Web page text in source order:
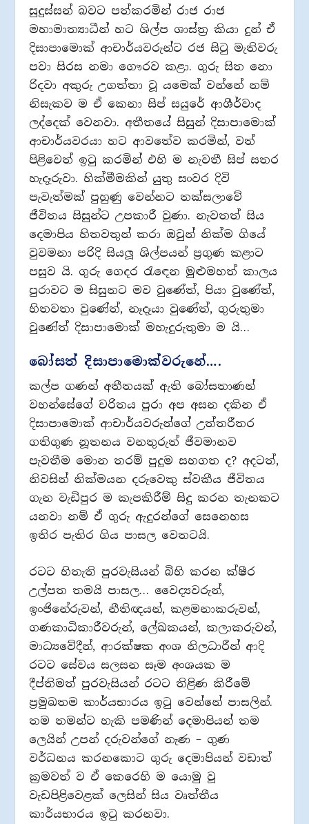
සුදුස්සන් බවට පත්කරමින් රාජ රාජ
මහාමාත්‍යාධීන් හට ශිල්ප ශාස්ත‍්‍ර කියා දුන් ඒ
දිසාපාමොක් ආචාර්යවරුන්ට රජ සිටු මැතිවරු
පවා සිරස නමා ගෞරව කළා. ගුරු සිත නො
රිදවා අකුරු උගත්තා වූ යමෙක් වන්නේ නම්
නිසැකව ම ඒ කෙනා සිප් සයුරේ ආශීර්වාද
ලද්දෙක් වෙනවා. අතීතයේ සිසුන් දිසාපාමොක්
ආචාර්යවරයා හට ආවතේව කරමින්, වත්
පිළිවෙත් ඉටු කරමින් එහි ම නැවතී සිප් සතර
හැදෑරුවා. හික්මීමකින් යුතු සංවර දිවි
පැවැත්මක් පුහුණු වෙන්නට තක්සලාවේ
ජීවිතය සිසුන්ට උපකාරී වුණා. නැවතත් සිය
දෙමාපිය හිතවතුන් කරා ඔවුන් නික්ම ගියේ
වුවමනා පරිදි සියලූ ශිල්පයන් ප‍්‍රගුණ කළාට
පසුව යි. ගුරු ගෙදර රැඳෙන මුළුමහත් කාලය
පුරාවට ම සිසුනට මව වුණේත්, පියා වුණේත්,
හිතවතා වුණේත්, නෑදෑයා වුණේත්, ගුරුතුමා
වුණේත් දිසාපාමොක් මහැදුරුතුමා ම යි…
බෝසත් දිසාපාමොක්වරුනේ….
කල්ප ගණන් අතීතයක් ඇති බෝසතාණන්
වහන්සේගේ චරිතය පුරා අප අසන දකින ඒ
දිසාපාමොක් ආචාර්යවරුන්ගේ උත්තරීතර
ගතිගුණ නූතනය වනතුරුත් ජීවමානව
පැවතීම මොන තරම් පුදුම සහගත ද? අදටත්,
නිවසින් නික්මයන දරුවෙකු ස්වකීය ජීවිතය
ගැන වැඩිපුර ම කැපකිරීම් සිදු කරන තැනකට
යනවා නම් ඒ ගුරු ඇදුරන්ගේ සෙනෙහස
ඉතිර පැතිර ගිය පාසල වෙතටයි.
රටට හිතැති පුරවැසියන් බිහි කරන ක්ෂීර
උල්පත තමයි පාසල… වෛද්‍යවරුන්,
ඉංජිනේරුවන්, නීතිඥයන්, කළමනාකරුවන්,
ගණකාධිකාරීවරුන්, ලේඛකයන්, කලාකරුවන්,
මාධ්‍යවේදීන්, ආරක්ෂක අංශ නිලධාරීන් ආදි
රටට සේවය සලසන සෑම අංශයක ම
දීප්තිමත් පුරවැසියන් රටට තිළිණ කිරීමේ
ප‍්‍රමුඛතම කාර්යභාරය ඉටු වෙන්නේ පාසලින්.
තම තමන්ට හැකි පමණින් දෙමාපියන් තම
ලෙයින් උපන් දරුවන්ගේ නැණ – ගුණ
වර්ධනය කරනකොට ගුරු දෙමාපියන් වඩාත්
ක‍්‍රමවත් ව ඒ කෙරෙහි ම යොමු වූ
වැඩපිළිවෙළක් ලෙසින් සිය වෘත්තීය
කාර්යභාරය ඉටු කරනවා.